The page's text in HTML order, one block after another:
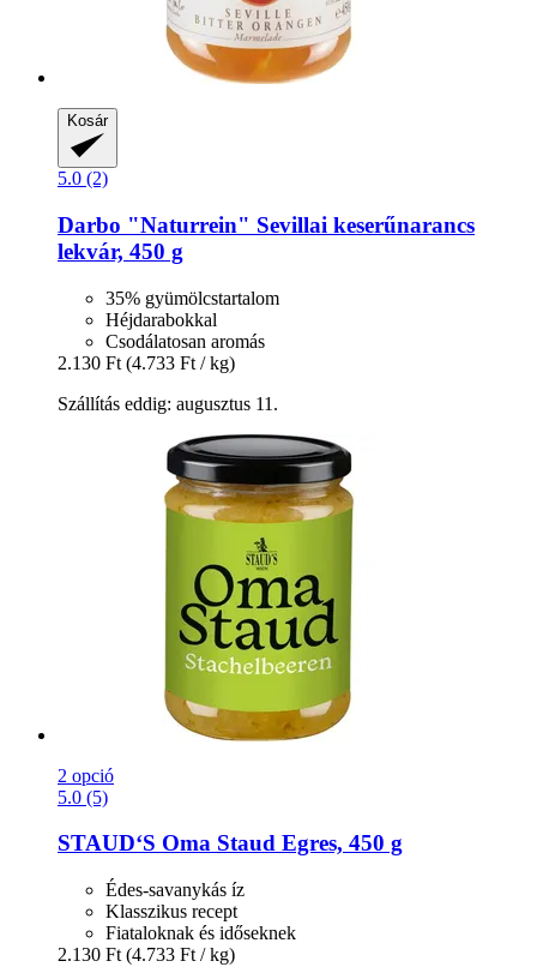
Kosár
5.0 (2)
Darbo "Naturrein" Sevillai keserűnarancs
lekvár, 450 g
35% gyümölcstartalom
Héjdarabokkal
Csodálatosan aromás
2.130 Ft (4.733 Ft / kg)
Szállítás eddig: augusztus 11.
2 opció
5.0 (5)
STAUD‘S Oma Staud Egres, 450 g
Édes-savanykás íz
Klasszikus recept
Fiataloknak és időseknek
2.130 Ft (4.733 Ft / kg)